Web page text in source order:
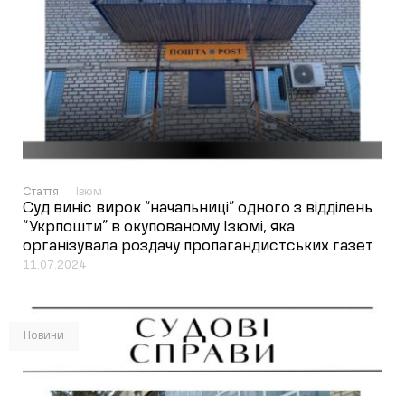
Стаття Ізюм
Суд виніс вирок “начальниці” одного з відділень
“Укрпошти” в окупованому Ізюмі, яка
організувала роздачу пропагандистських газет
11.07.2024
Новини